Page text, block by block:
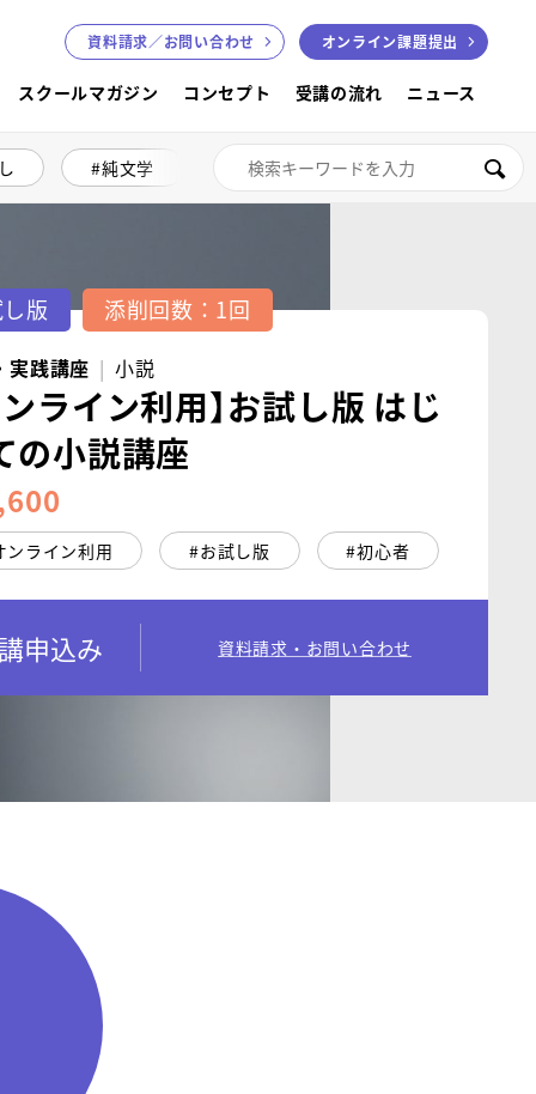
スクールマガジン コンセプト 受講の流れ ニュース
資料請求／お問い合わせ オンライン課題提出
純文学 絵本講座 色鉛筆画
版 添削回数：1回
実践講座 小説
ンライン利用】お試し版 はじ
の小説講座
ンライン利用 お試し版 初心者
申込み 資料請求・お問い合わせ